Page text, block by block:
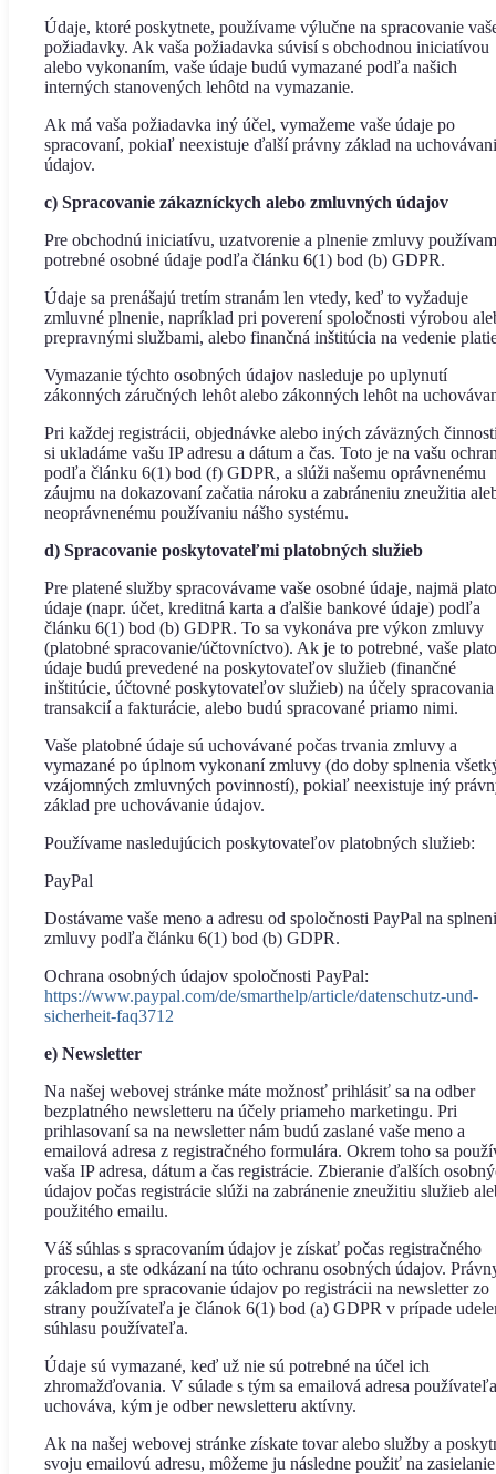
Údaje, ktoré poskytnete, používame výlučne na spracovanie
požiadavky. Ak vaša požiadavka súvisí s obchodnou iniciatívou
alebo vykonaním, vaše údaje budú vymazané podľa našich
interných stanovených lehôtd na vymazanie.
Ak má vaša požiadavka iný účel, vymažeme vaše údaje po
spracovaní, pokiaľ neexistuje ďalší právny základ na
údajov.
c) Spracovanie zákazníckych alebo zmluvných údajov
Pre obchodnú iniciatívu, uzatvorenie a plnenie zmluvy
potrebné osobné údaje podľa článku 6(1) bod (b) GDPR.
Údaje sa prenášajú tretím stranám len vtedy, keď to vyžaduje
zmluvné plnenie, napríklad pri poverení spoločnosti výrobou
prepravnými službami, alebo finančná inštitúcia na vedenie
Vymazanie týchto osobných údajov nasleduje po uplynutí
zákonných záručných lehôt alebo zákonných lehôt na
Pri každej registrácii, objednávke alebo iných záväzných
si ukladáme vašu IP adresu a dátum a čas. Toto je na vašu
podľa článku 6(1) bod (f) GDPR, a slúži našemu oprávnenému
záujmu na dokazovaní začatia nároku a zabráneniu zneužitia
neoprávnenému používaniu nášho systému.
d) Spracovanie poskytovateľmi platobných služieb
Pre platené služby spracovávame vaše osobné údaje, najmä
údaje (napr. účet, kreditná karta a ďalšie bankové údaje) podľa
článku 6(1) bod (b) GDPR. To sa vykonáva pre výkon zmluvy
(platobné spracovanie/účtovníctvo). Ak je to potrebné, vaše
údaje budú prevedené na poskytovateľov služieb (finančné
inštitúcie, účtovné poskytovateľov služieb) na účely spracovania
transakcií a fakturácie, alebo budú spracované priamo nimi.
Vaše platobné údaje sú uchovávané počas trvania zmluvy a
vymazané po úplnom vykonaní zmluvy (do doby splnenia
vzájomných zmluvných povinností), pokiaľ neexistuje iný
základ pre uchovávanie údajov.
Používame nasledujúcich poskytovateľov platobných služieb:
PayPal
Dostávame vaše meno a adresu od spoločnosti PayPal na
zmluvy podľa článku 6(1) bod (b) GDPR.
Ochrana osobných údajov spoločnosti PayPal:
https://www.paypal.com/de/smarthelp/article/datenschutz-und-
sicherheit-faq3712
e) Newsletter
Na našej webovej stránke máte možnosť prihlásiť sa na odber
bezplatného newsletteru na účely priameho marketingu. Pri
prihlasovaní sa na newsletter nám budú zaslané vaše meno a
emailová adresa z registračného formulára. Okrem toho sa
vaša IP adresa, dátum a čas registrácie. Zbieranie ďalších
údajov počas registrácie slúži na zabránenie zneužitiu služieb
použitého emailu.
Váš súhlas s spracovaním údajov je získať počas registračného
procesu, a ste odkázaní na túto ochranu osobných údajov.
základom pre spracovanie údajov po registrácii na newsletter zo
strany používateľa je článok 6(1) bod (a) GDPR v prípade
súhlasu používateľa.
Údaje sú vymazané, keď už nie sú potrebné na účel ich
zhromažďovania. V súlade s tým sa emailová adresa používateľa
uchováva, kým je odber newsletteru aktívny.
Ak na našej webovej stránke získate tovar alebo služby a
svoju emailovú adresu, môžeme ju následne použiť na zasielanie